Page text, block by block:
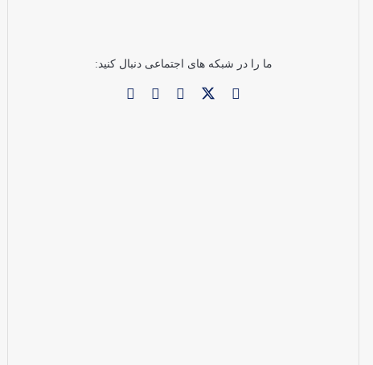
ما را در شبکه های اجتماعی دنبال کنید: